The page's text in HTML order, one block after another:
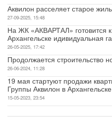
Аквилон расселяет старое
27-09-2025, 15:48
На ЖК «АКВАРТАЛ» готовится
Архангельске идивидуальная
26-05-2025, 17:42
Продолжается строительство
26-06-2024, 11:28
19 мая стартуют продажи
Группы Аквилон в Архангельске
15-05-2023, 23:54